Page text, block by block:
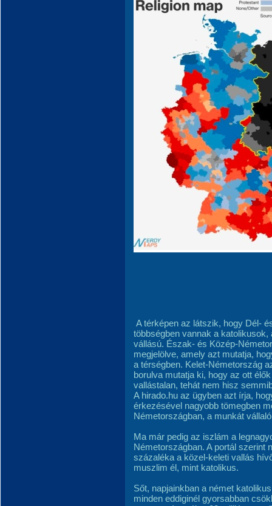
A térképen az látszik, hogy Dél-
többségben vannak a
vállású. Észak- és Közép-
megjelölve, amely azt mutatja,
a térségben. Kelet-Németország
borulva mutatja ki, hogy az ott
vallástalan, tehát nem hisz
A hirado.hu az ügyben azt írja,
érkezésével nagyobb tömegben
Németországban, a munkát
Ma már pedig az iszlám a
Németországban. A portál szerint
százaléka a közel-keleti vallás
muszlim él, mint katolikus.
Sőt, napjainkban a német
minden eddiginél gyorsabban